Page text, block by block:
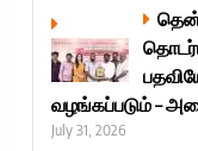
வழங்கப்படும் –
July 31, 2026